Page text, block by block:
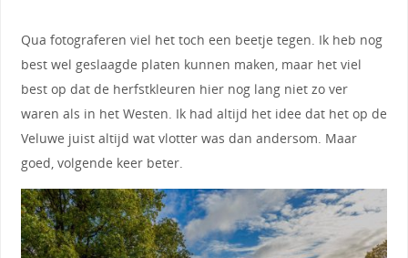
Qua fotograferen viel het toch een beetje tegen. Ik heb nog
best wel geslaagde platen kunnen maken, maar het viel
best op dat de herfstkleuren hier nog lang niet zo ver
waren als in het Westen. Ik had altijd het idee dat het op de
Veluwe juist altijd wat vlotter was dan andersom. Maar
goed, volgende keer beter.